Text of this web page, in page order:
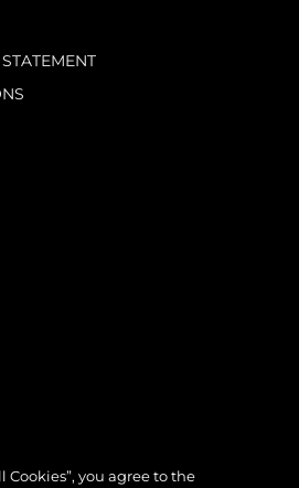
Cookies”, you agree to the